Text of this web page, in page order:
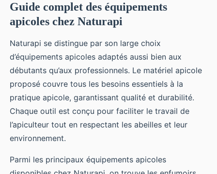
Guide complet des équipements
apicoles chez Naturapi
Naturapi se distingue par son large choix
d’équipements apicoles adaptés aussi bien aux
débutants qu’aux professionnels. Le matériel apicole
proposé couvre tous les besoins essentiels à la
pratique apicole, garantissant qualité et durabilité.
Chaque outil est conçu pour faciliter le travail de
l’apiculteur tout en respectant les abeilles et leur
environnement.
Parmi les principaux équipements apicoles